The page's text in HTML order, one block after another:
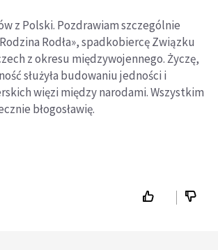
z Polski. Pozdrawiam szczególnie
Rodła», spadkobiercę Związku
z okresu międzywojennego. Życzę,
służyła budowaniu jedności i
więzi między narodami. Wszystkim
błogosławię.